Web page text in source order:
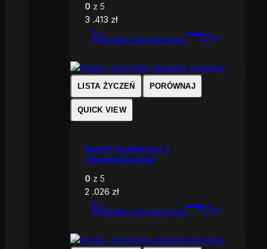
0 z 5
3 .413 zł
DODAJ DO KOSZYKA
LISTA ŻYCZEŃ PORÓWNAJ
QUICK VIEW
Raport wydajności z
rekomendacjami
0 z 5
2 .026 zł
DODAJ DO KOSZYKA